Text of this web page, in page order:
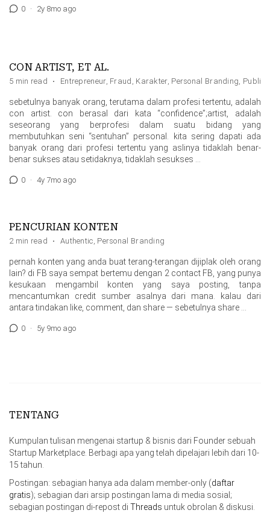
0 · 2y 8mo ago
CON ARTIST, ET AL.
5 min read · Entrepreneur, Fraud , Karakter, Personal Branding, Public
sebetulnya banyak orang, terutama dalam profesi tertentu, adalah
con artist. con berasal dari kata “confidence”;artist, adalah
seseorang yang berprofesi dalam suatu bidang yang
membutuhkan seni “sentuhan” personal. kita sering dapati ada
banyak orang dari profesi tertentu yang aslinya tidaklah benar-
benar sukses atau setidaknya, tidaklah sesukses …
0 · 4y 7mo ago
PENCURIAN KONTEN
2 min read · Authentic, Personal Branding
pernah konten yang anda buat terang-terangan dijiplak oleh orang
lain? di FB saya sempat bertemu dengan 2 contact FB, yang punya
kesukaan mengambil konten yang saya posting, tanpa
mencantumkan credit sumber asalnya dari mana. kalau dari
antara tindakan like, comment, dan share — sebetulnya share …
0 · 5y 9mo ago
TENTANG
Kumpulan tulisan mengenai startup & bisnis dari Founder sebuah
Startup Marketplace. Berbagi apa yang telah dipelajari lebih dari 10-
15 tahun.
Postingan: sebagian hanya ada dalam member-only (daftar
gratis); sebagian dari arsip postingan lama di media sosial;
sebagian postingan di-repost di Threads untuk obrolan & diskusi.